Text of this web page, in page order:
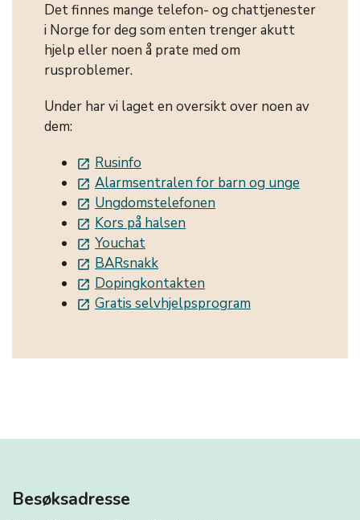
Det finnes mange telefon- og chattjenester
i Norge for deg som enten trenger akutt
hjelp eller noen å prate med om
rusproblemer.
Under har vi laget en oversikt over noen av
dem:
launch Rusinfo
launch Alarmsentralen for barn og unge
launch Ungdomstelefonen
launch Kors på halsen
launch Youchat
launch BARsnakk
launch Dopingkontakten
launch Gratis selvhjelpsprogram
Besøksadresse